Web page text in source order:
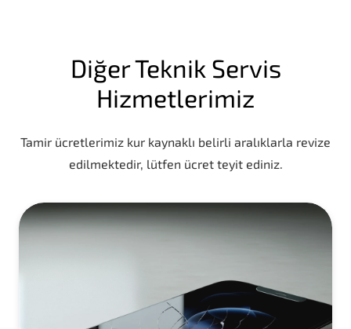
Diğer Teknik Servis
Hizmetlerimiz
Tamir ücretlerimiz kur kaynaklı belirli aralıklarla revize
edilmektedir, lütfen ücret teyit ediniz.